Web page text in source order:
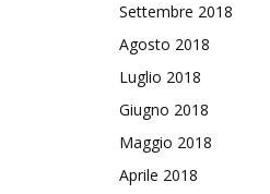
Settembre 2018
Agosto 2018
Luglio 2018
Giugno 2018
Maggio 2018
Aprile 2018